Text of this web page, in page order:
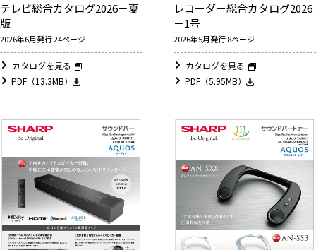
テレビ総合カタログ2026－夏
版
2026年6月発行 24ページ
カタログを見る
PDF（13.3MB）
レコーダー総合カタログ2026
－1号
2026年5月発行 8ページ
カタログを見る
PDF（5.95MB）